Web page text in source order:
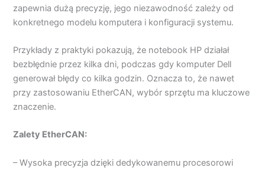
zapewnia dużą precyzję, jego niezawodność zależy od
konkretnego modelu komputera i konfiguracji systemu.
Przykłady z praktyki pokazują, że notebook HP działał
bezbłędnie przez kilka dni, podczas gdy komputer Dell
generował błędy co kilka godzin. Oznacza to, że nawet
przy zastosowaniu EtherCAN, wybór sprzętu ma kluczowe
znaczenie.
Zalety EtherCAN:
– Wysoka precyzja dzięki dedykowanemu procesorowi